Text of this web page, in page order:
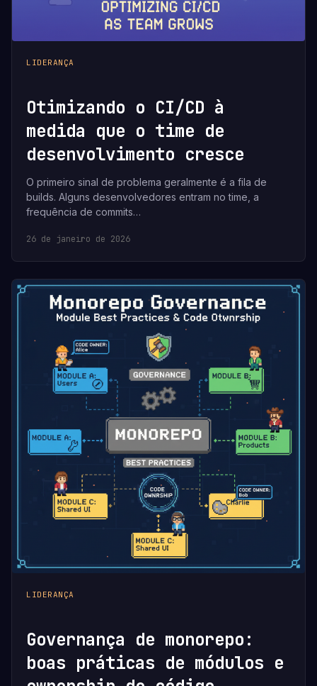
LIDERANÇA
Otimizando o CI/CD à
medida que o time de
desenvolvimento cresce
O primeiro sinal de problema geralmente é a fila de
builds. Alguns desenvolvedores entram no time, a
frequência de commits…
26 de janeiro de 2026
LIDERANÇA
Governança de monorepo:
boas práticas de módulos e